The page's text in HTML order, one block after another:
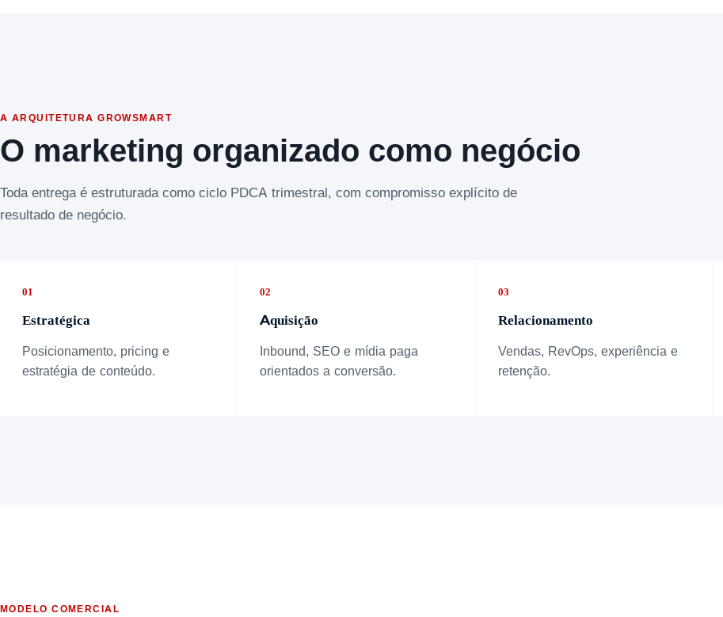
A ARQUITETURA GROWSMART
O marketing organizado como negócio
Toda entrega é estruturada como ciclo PDCA trimestral, com compromisso explícito de
resultado de negócio.
01
Estratégica
Posicionamento, pricing e
estratégia de conteúdo.
02
Aquisição
Inbound, SEO e mídia paga
orientados a conversão.
03
Relacionamento
Vendas, RevOps, experiência e
retenção.
MODELO COMERCIAL